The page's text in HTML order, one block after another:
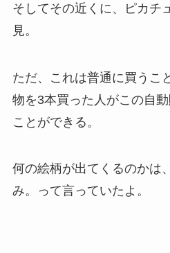
そしてその近くに、ピカチ
見。
ただ、これは普通に買うこ
物を3本買った人がこの自
ことができる。
何の絵柄が出てくるのかは
み。って言っていたよ。